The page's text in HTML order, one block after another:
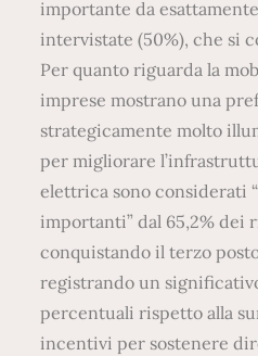
importante da
intervistate (50%), che si
Per quanto riguarda la
imprese mostrano una
strategicamente molto
per migliorare
elettrica sono considerati
importanti” dal 65,2% dei
conquistando il terzo
registrando un
percentuali rispetto alla
incentivi per sostenere